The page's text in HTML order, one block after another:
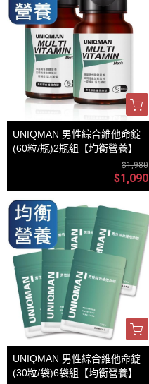
UNIQMAN 男性綜合維他命錠
(60粒/瓶)2瓶組【均衡營養】
$1,980
$1,090
UNIQMAN 男性綜合維他命錠
(30粒/袋)6袋組【均衡營養】